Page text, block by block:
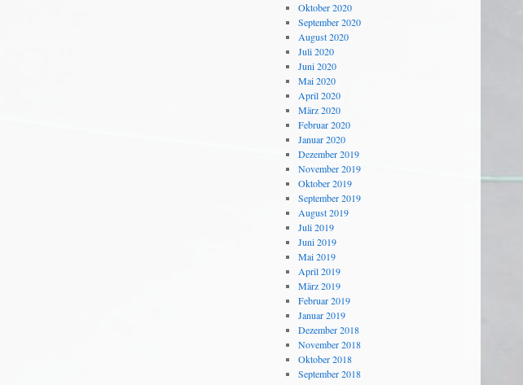
Oktober 2020
September 2020
August 2020
Juli 2020
Juni 2020
Mai 2020
April 2020
März 2020
Februar 2020
Januar 2020
Dezember 2019
November 2019
Oktober 2019
September 2019
August 2019
Juli 2019
Juni 2019
Mai 2019
April 2019
März 2019
Februar 2019
Januar 2019
Dezember 2018
November 2018
Oktober 2018
September 2018